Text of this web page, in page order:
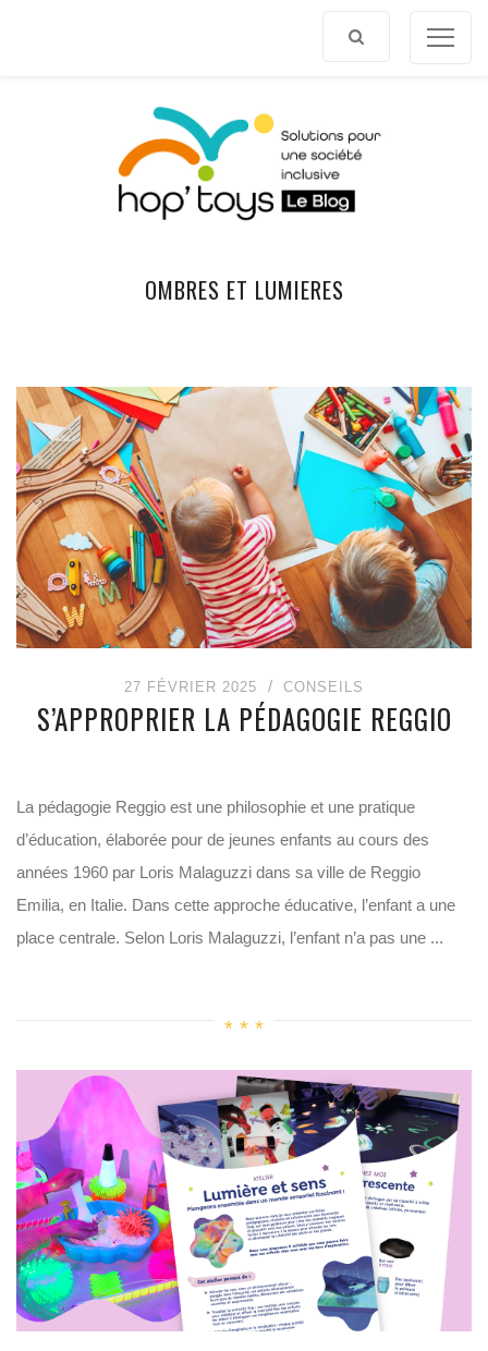
OMBRES ET LUMIERES
27 FÉVRIER 2025 CONSEILS
S’APPROPRIER LA PÉDAGOGIE REGGIO
La pédagogie Reggio est une philosophie et une pratique
d’éducation, élaborée pour de jeunes enfants au cours des
années 1960 par Loris Malaguzzi dans sa ville de Reggio
Emilia, en Italie. Dans cette approche éducative, l’enfant a une
place centrale. Selon Loris Malaguzzi, l’enfant n’a pas une ...